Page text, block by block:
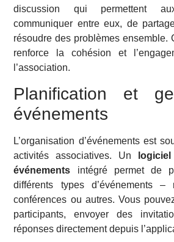
discussion qui permettent
communiquer entre eux, de
résoudre des problèmes ensemble.
renforce la cohésion et
l’association.
Planification et
événements
L’organisation d’événements est
activités associatives. Un
événements intégré permet de
différents types d’événements –
conférences ou autres. Vous
participants, envoyer des
réponses directement depuis